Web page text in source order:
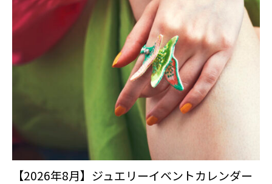
【2026年8月】ジュエリーイベントカレンダー